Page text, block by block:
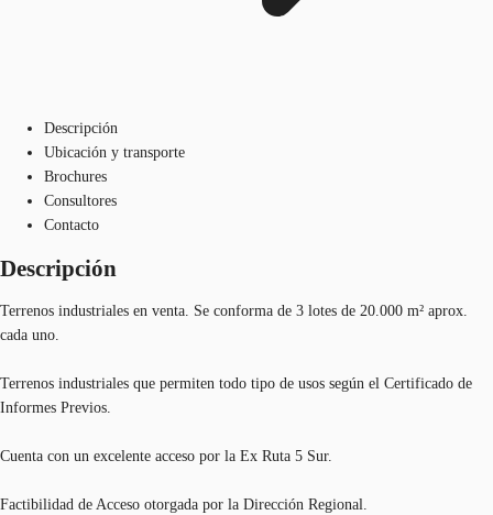
Descripción
Ubicación y transporte
Brochures
Consultores
Contacto
Descripción
Terrenos industriales en venta. Se conforma de 3 lotes de 20.000 m² aprox.
cada uno.
Terrenos industriales que permiten todo tipo de usos según el Certificado de
Informes Previos.
Cuenta con un excelente acceso por la Ex Ruta 5 Sur.
Factibilidad de Acceso otorgada por la Dirección Regional.